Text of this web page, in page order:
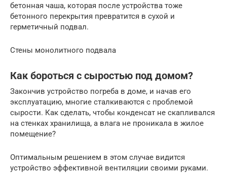
бетонная чаша, которая после устройства тоже
бетонного перекрытия превратится в сухой и
герметичный подвал.
Стены монолитного подвала
Как бороться с сыростью под домом?
Закончив устройство погреба в доме, и начав его
эксплуатацию, многие сталкиваются с проблемой
сырости. Как сделать, чтобы конденсат не скапливался
на стенках хранилища, а влага не проникала в жилое
помещение?
Оптимальным решением в этом случае видится
устройство эффективной вентиляции своими руками.